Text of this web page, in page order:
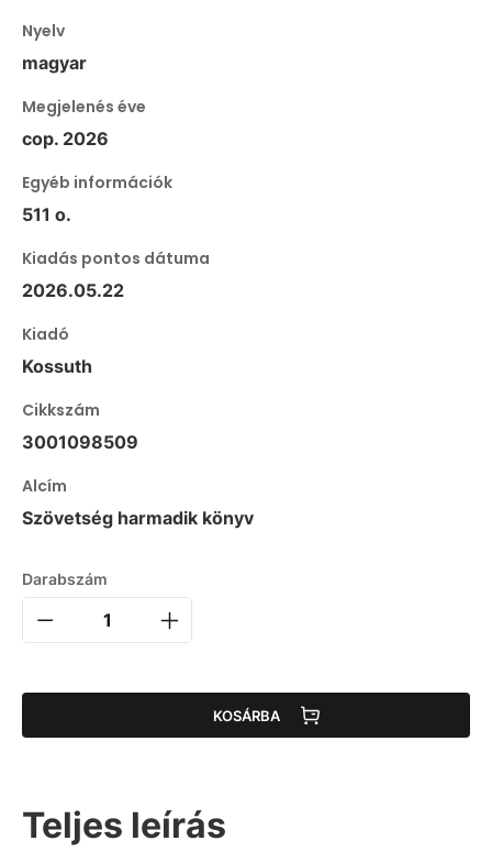
Nyelv
magyar
Megjelenés éve
cop. 2026
Egyéb információk
511 o.
Kiadás pontos dátuma
2026.05.22
Kiadó
Kossuth
Cikkszám
3001098509
Alcím
Szövetség harmadik könyv
Darabszám
KOSÁRBA
Teljes leírás